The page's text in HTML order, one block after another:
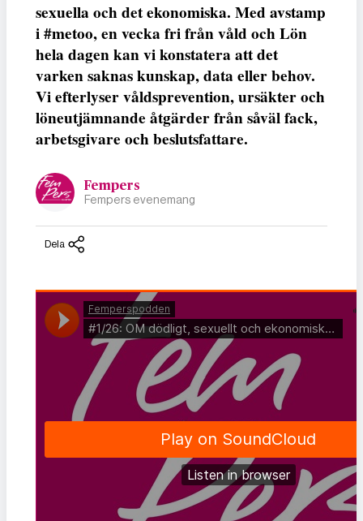
sexuella och det ekonomiska. Med avstamp
i #metoo, en vecka fri från våld och Lön
hela dagen kan vi konstatera att det
varken saknas kunskap, data eller behov.
Vi efterlyser våldsprevention, ursäkter och
löneutjämnande åtgärder från såväl fack,
arbetsgivare och beslutsfattare.
Fempers
Fempers evenemang
Dela